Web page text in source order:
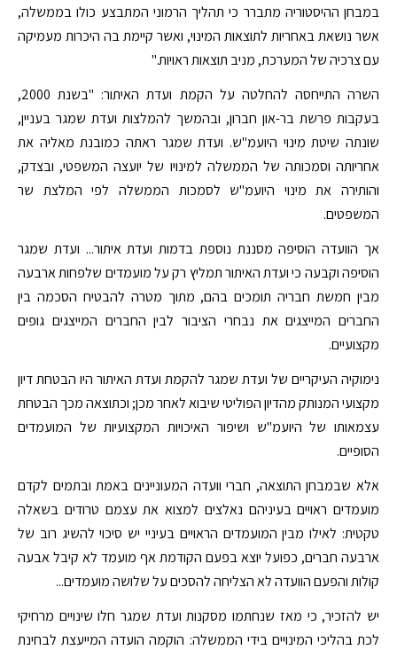
במבחן ההיסטוריה מתברר כי תהליך הרמוני המתבצע כולו בממשלה,
אשר נושאת באחריות לתוצאות המינוי, ואשר קיימת בה היכרות מעמיקה
עם צרכיה של המערכת, מניב תוצאות ראויות."
השרה התייחסה להחלטה על הקמת ועדת האיתור: "בשנת 2000,
בעקבות פרשת בר-און חברון, ובהמשך להמלצות ועדת שמגר בעניין,
שונתה שיטת מינוי היועמ"ש. ועדת שמגר ראתה כמובנת מאליה את
אחריותה וסמכותה של הממשלה למינויו של יועצה המשפטי, ובצדק,
והותירה את מינוי היועמ"ש לסמכות הממשלה לפי המלצת שר
המשפטים.
אך הוועדה הוסיפה מסננת נוספת בדמות ועדת איתור... ועדת שמגר
הוסיפה וקבעה כי ועדת האיתור תמליץ רק על מועמדים שלפחות ארבעה
מבין חמשת חבריה תומכים בהם, מתוך מטרה להבטיח הסכמה בין
החברים המייצגים את נבחרי הציבור לבין החברים המייצגים גופים
מקצועיים.
נימוקיה העיקריים של ועדת שמגר להקמת ועדת האיתור היו הבטחת דיון
מקצועי המנותק מהדיון הפוליטי שיבוא לאחר מכן; וכתוצאה מכך הבטחת
עצמאותו של היועמ"ש ושיפור האיכויות המקצועיות של המועמדים
הסופיים.
אלא שבמבחן התוצאה, חברי וועדה המעוניינים באמת ובתמים לקדם
מועמדים ראויים בעיניהם נאלצים למצוא את עצמם טרודים בשאלה
טקטית: לאילו מבין המועמדים הראויים בעיניי יש סיכוי להשיג רוב של
ארבעה חברים, כפועל יוצא בפעם הקודמת אף מועמד לא קיבל אבעה
קולות והפעם הוועדה לא הצליחה להסכים על שלושה מועמדים...
יש להזכיר, כי מאז שנחתמו מסקנות ועדת שמגר חלו שינויים מרחיקי
לכת בהליכי המינויים בידי הממשלה: הוקמה הועדה המייעצת לבחינת